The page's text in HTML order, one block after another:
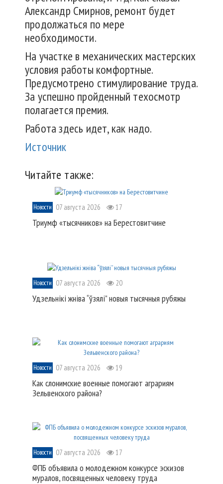
Александр Смирнов, ремонт будет
продолжаться по мере
необходимости.
На участке в механических мастерских
условия работы комфортные.
Предусмотрено стимулирование труда.
За успешно пройденный техосмотр
полагается премия.
Работа здесь идет, как надо.
Источник
Читайте также:
Новости 07 августа 2026 17
Триумф «тысячников» на Берестовитчине
Новости 07 августа 2026 20
Удзельнікі жніва “ўзялі” новыя тысячныя рубяжы
Новости 07 августа 2026 19
Как слонимские военные помогают аграриям
Зельвенского района?
Новости 07 августа 2026 17
ФПБ объявила о молодежном конкурсе эскизов
муралов, посвященных человеку труда